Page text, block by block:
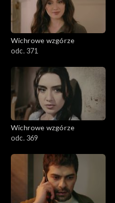
Wichrowe wzgórze
odc. 371
Wichrowe wzgórze
odc. 369